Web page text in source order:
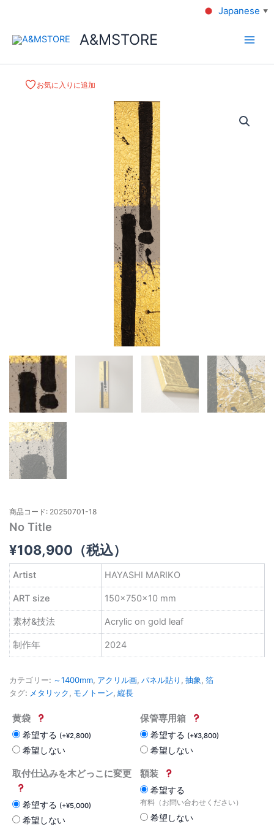
A&MSTORE
お気に入りに追加
商品コード: 20250701-18
No Title
¥108,900 （税込）
Artist HAYASHI MARIKO
ART size 150×750×10 mm
素材&技法 Acrylic on gold leaf
制作年 2024
カテゴリー: ～1400mm, アクリル画, パネル貼り , 抽象 , 箔
タグ: メタリック , モノトーン, 縦長
黄袋
希望する (+¥2,800)
希望しない
保管専用箱
希望する (+¥3,800)
希望しない
取付仕込みを木どっこに変更
希望する (+¥5,000)
希望しない
額装
希望する
有料（お問い合わせください）
希望しない
Japanese ▼